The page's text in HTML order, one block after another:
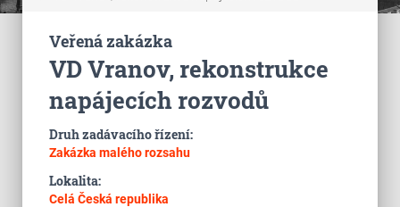
Veřená zakázka
VD Vranov, rekonstrukce
napájecích rozvodů
Druh zadávacího řízení:
Zakázka malého rozsahu
Lokalita:
Celá Česká republika